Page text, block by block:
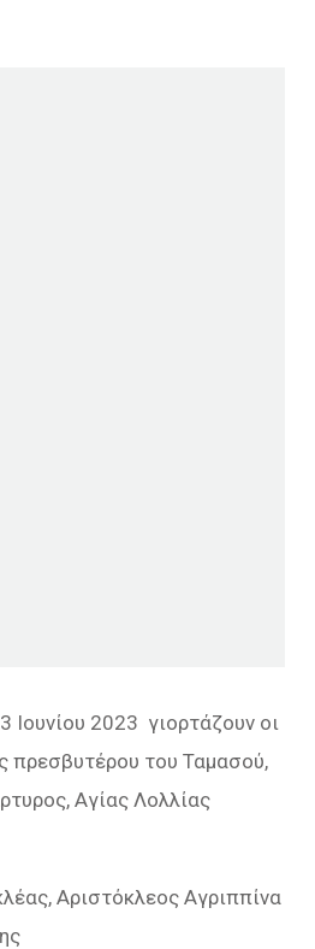
Ιουνίου 2023 γιορτάζουν οι
πρεσβυτέρου του Ταμασού,
Αγίας Λολλίας
Αριστόκλεος Αγριππίνα